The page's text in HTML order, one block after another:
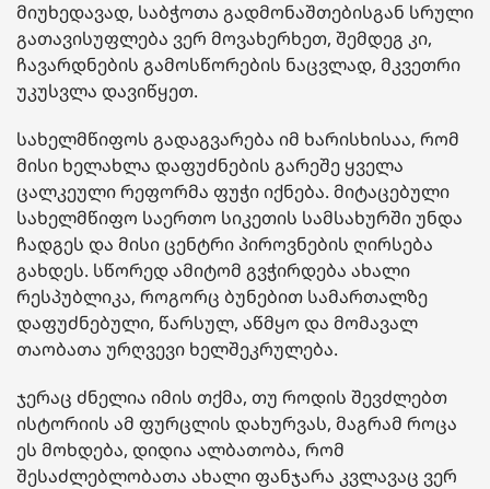
მიუხედავად, საბჭოთა გადმონაშთებისგან სრული
გათავისუფლება ვერ მოვახერხეთ, შემდეგ კი,
ჩავარდნების გამოსწორების ნაცვლად, მკვეთრი
უკუსვლა დავიწყეთ.
სახელმწიფოს გადაგვარება იმ ხარისხისაა, რომ
მისი ხელახლა დაფუძნების გარეშე ყველა
ცალკეული რეფორმა ფუჭი იქნება. მიტაცებული
სახელმწიფო საერთო სიკეთის სამსახურში უნდა
ჩადგეს და მისი ცენტრი პიროვნების ღირსება
გახდეს. სწორედ ამიტომ გვჭირდება ახალი
რესპუბლიკა, როგორც ბუნებით სამართალზე
დაფუძნებული, წარსულ, აწმყო და მომავალ
თაობათა ურღვევი ხელშეკრულება.
ჯერაც ძნელია იმის თქმა, თუ როდის შევძლებთ
ისტორიის ამ ფურცლის დახურვას, მაგრამ როცა
ეს მოხდება, დიდია ალბათობა, რომ
შესაძლებლობათა ახალი ფანჯარა კვლავაც ვერ